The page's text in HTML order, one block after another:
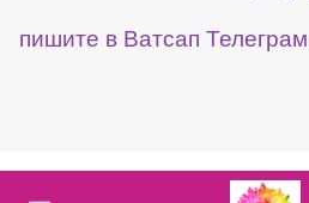
пишите в Ватсап